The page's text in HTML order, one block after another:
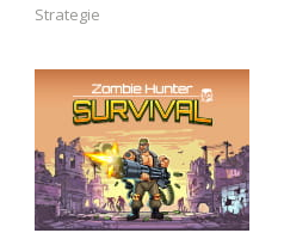
Strategie